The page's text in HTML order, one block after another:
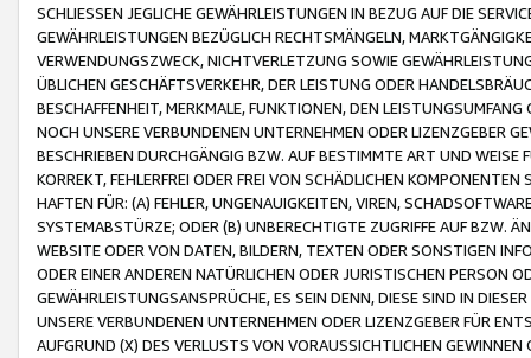
SCHLIESSEN JEGLICHE GEWÄHRLEISTUNGEN IN BEZUG AUF DIE
GEWÄHRLEISTUNGEN BEZÜGLICH RECHTSMÄNGELN,
VERWENDUNGSZWECK, NICHTVERLETZUNG SOWIE
ÜBLICHEN GESCHÄFTSVERKEHR, DER LEISTUNG ODER
BESCHAFFENHEIT, MERKMALE, FUNKTIONEN, DEN
NOCH UNSERE VERBUNDENEN UNTERNEHMEN ODER LIZENZGEBER
BESCHRIEBEN DURCHGÄNGIG BZW. AUF BESTIMMTE ART UND
KORREKT, FEHLERFREI ODER FREI VON SCHÄDLICHEN
HAFTEN FÜR: (A) FEHLER, UNGENAUIGKEITEN, VIREN,
SYSTEMABSTÜRZE; ODER (B) UNBERECHTIGTE ZUGRIFFE AUF BZW.
WEBSITE ODER VON DATEN, BILDERN, TEXTEN ODER SONSTIGEN
ODER EINER ANDEREN NATÜRLICHEN ODER JURISTISCHEN PERSON
GEWÄHRLEISTUNGSANSPRÜCHE, ES SEIN DENN, DIESE SIND IN
UNSERE VERBUNDENEN UNTERNEHMEN ODER LIZENZGEBER FÜR
AUFGRUND (X) DES VERLUSTS VON VORAUSSICHTLICHEN